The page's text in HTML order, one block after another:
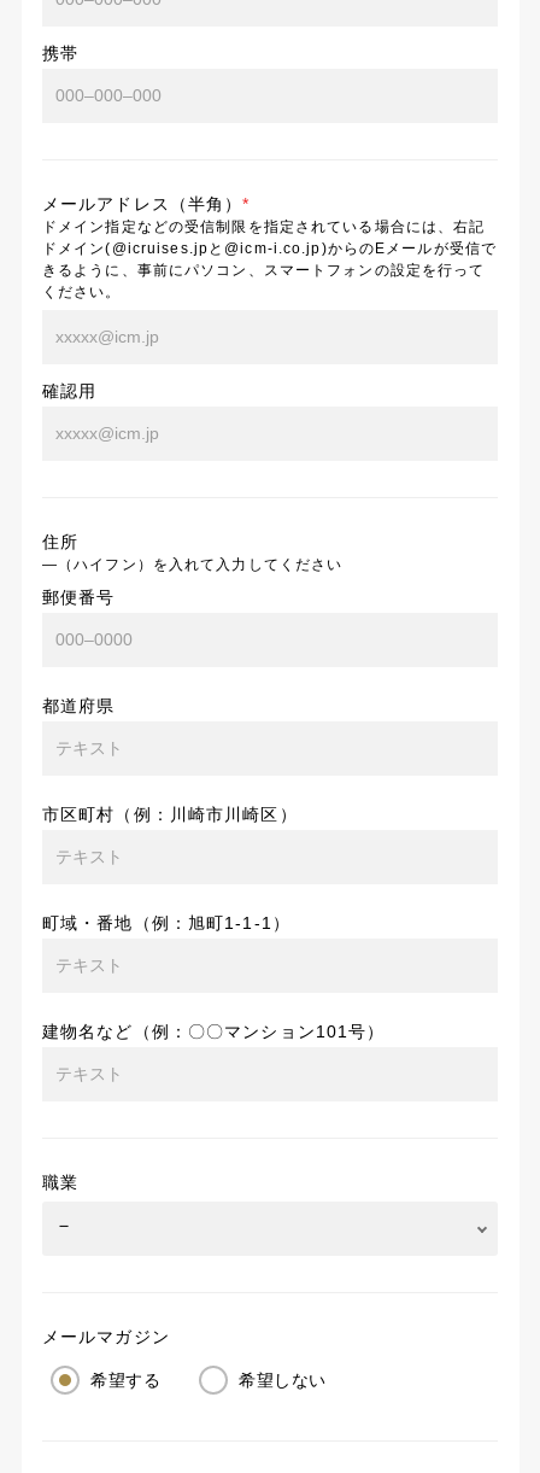
携帯
メールアドレス（半角）*
ドメイン指定などの受信制限を指定されている場合には、右記
ドメイン(@icruises.jpと@icm-i.co.jp)からのEメールが受信で
きるように、事前にパソコン、スマートフォンの設定を行って
ください。
確認用
住所
―（ハイフン）を入れて入力してください
郵便番号
都道府県
市区町村（例：川崎市川崎区）
町域・番地（例：旭町1-1-1）
建物名など（例：〇〇マンション101号）
職業
メールマガジン
希望する 希望しない